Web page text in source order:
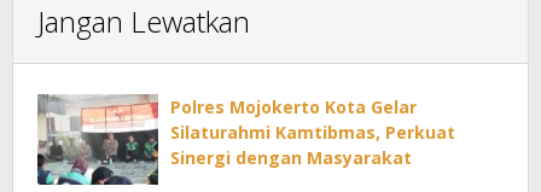
Jangan Lewatkan
Polres Mojokerto Kota Gelar
Silaturahmi Kamtibmas, Perkuat
Sinergi dengan Masyarakat